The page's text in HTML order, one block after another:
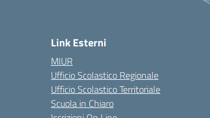
Link Esterni
MIUR
Ufficio Scolastico Regionale
Ufficio Scolastico Territoriale
Scuola in Chiaro